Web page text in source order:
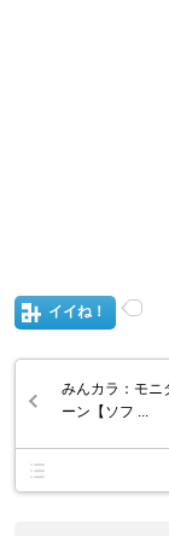
イイね！
みんカラ：モニ
ーン【ソフ ...